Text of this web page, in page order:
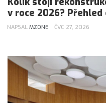
v roce 2026?
NAPSAL MZONE ČVC 27, 2026